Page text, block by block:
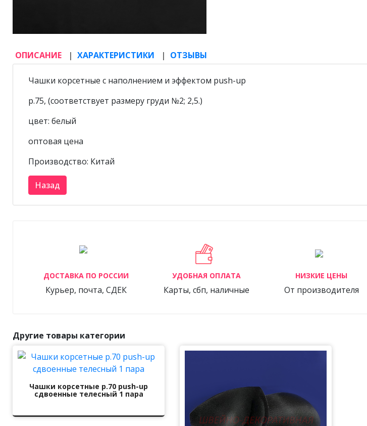
ОПИСАНИЕ ХАРАКТЕРИСТИКИ ОТЗЫВЫ
Чашки корсетные с наполнением и эффектом push-up
р.75, (соответствует размеру груди №2; 2,5.)
цвет: белый
оптовая цена
Производство: Китай
ДОСТАВКА ПО РОССИИ
Курьер, почта, СДЕК
УДОБНАЯ ОПЛАТА
Карты, сбп, наличные
НИЗКИЕ ЦЕНЫ
От производителя
Другие товары категории
Чашки корсетные р.70 push-up
сдвоенные телесный 1 пара